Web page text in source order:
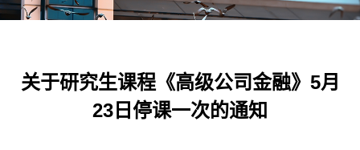
关于研究生课程《高级公司金融》5月
23日停课一次的通知